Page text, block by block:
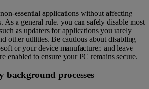
essential applications without affecting
As a general rule, you can safely disable most
as updaters for applications you rarely
other utilities. Be cautious about disabling
or your device manufacturer, and leave
enabled to ensure your PC remains secure.
background processes